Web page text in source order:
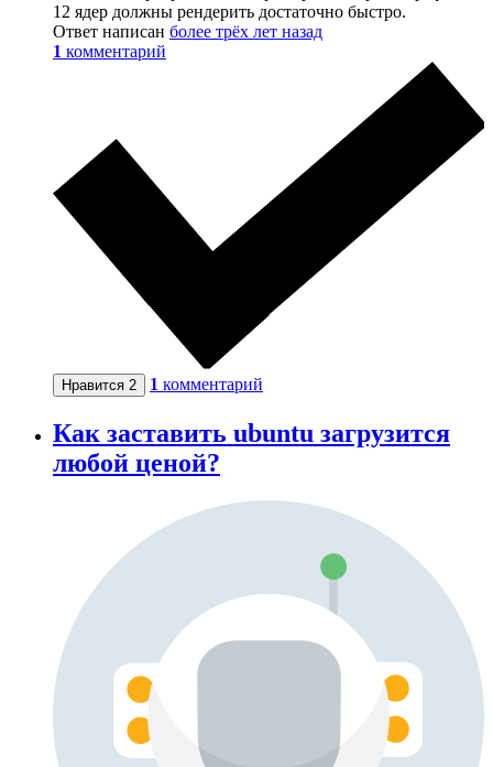
12 ядер должны рендерить достаточно быстро.
Ответ написан более трёх лет назад
1 комментарий
Нравится 2 1 комментарий
Как заставить ubuntu загрузится
любой ценой?